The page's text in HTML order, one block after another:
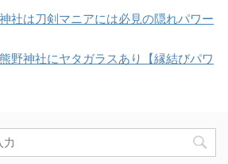
社は刀剣マニアには必見の隠れパワー
野神社にヤタガラスあり【縁結びパワ